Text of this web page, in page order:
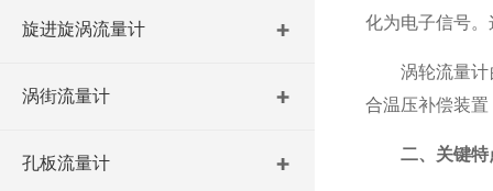
旋进旋涡流量计
涡街流量计
孔板流量计
化为电子信号
涡轮流量计的
合温压补偿装
二、关键特